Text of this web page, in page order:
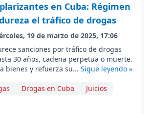
en Cuba: Régimen
el tráfico de drogas
19 de marzo de 2025, 17:06
sanciones por tráfico de drogas
30 años, cadena perpetua o muerte.
bienes y refuerza su... Sigue leyendo »
Drogas en Cuba
Juicios